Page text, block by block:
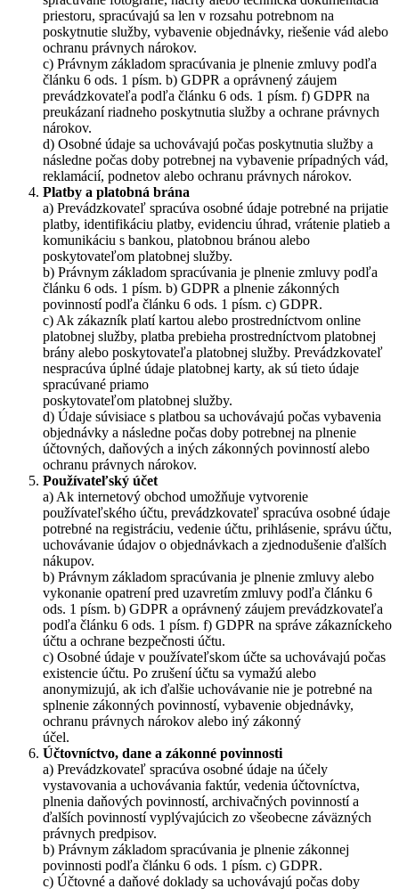
priestoru, spracúvajú sa len v rozsahu potrebnom na
poskytnutie služby, vybavenie objednávky, riešenie vád alebo
ochranu právnych nárokov.
c) Právnym základom spracúvania je plnenie zmluvy podľa
článku 6 ods. 1 písm. b) GDPR a oprávnený záujem
prevádzkovateľa podľa článku 6 ods. 1 písm. f) GDPR na
preukázaní riadneho poskytnutia služby a ochrane právnych
nárokov.
d) Osobné údaje sa uchovávajú počas poskytnutia služby a
následne počas doby potrebnej na vybavenie prípadných vád,
reklamácií, podnetov alebo ochranu právnych nárokov.
Platby a platobná brána
a) Prevádzkovateľ spracúva osobné údaje potrebné na prijatie
platby, identifikáciu platby, evidenciu úhrad, vrátenie platieb a
komunikáciu s bankou, platobnou bránou alebo
poskytovateľom platobnej služby.
b) Právnym základom spracúvania je plnenie zmluvy podľa
článku 6 ods. 1 písm. b) GDPR a plnenie zákonných
povinností podľa článku 6 ods. 1 písm. c) GDPR.
c) Ak zákazník platí kartou alebo prostredníctvom online
platobnej služby, platba prebieha prostredníctvom platobnej
brány alebo poskytovateľa platobnej služby. Prevádzkovateľ
nespracúva úplné údaje platobnej karty, ak sú tieto údaje
spracúvané priamo
poskytovateľom platobnej služby.
d) Údaje súvisiace s platbou sa uchovávajú počas vybavenia
objednávky a následne počas doby potrebnej na plnenie
účtovných, daňových a iných zákonných povinností alebo
ochranu právnych nárokov.
Používateľský účet
a) Ak internetový obchod umožňuje vytvorenie
používateľského účtu, prevádzkovateľ spracúva osobné údaje
potrebné na registráciu, vedenie účtu, prihlásenie, správu účtu,
uchovávanie údajov o objednávkach a zjednodušenie ďalších
nákupov.
b) Právnym základom spracúvania je plnenie zmluvy alebo
vykonanie opatrení pred uzavretím zmluvy podľa článku 6
ods. 1 písm. b) GDPR a oprávnený záujem prevádzkovateľa
podľa článku 6 ods. 1 písm. f) GDPR na správe zákazníckeho
účtu a ochrane bezpečnosti účtu.
c) Osobné údaje v používateľskom účte sa uchovávajú počas
existencie účtu. Po zrušení účtu sa vymažú alebo
anonymizujú, ak ich ďalšie uchovávanie nie je potrebné na
splnenie zákonných povinností, vybavenie objednávky,
ochranu právnych nárokov alebo iný zákonný
účel.
Účtovníctvo, dane a zákonné povinnosti
a) Prevádzkovateľ spracúva osobné údaje na účely
vystavovania a uchovávania faktúr, vedenia účtovníctva,
plnenia daňových povinností, archivačných povinností a
ďalších povinností vyplývajúcich zo všeobecne záväzných
právnych predpisov.
b) Právnym základom spracúvania je plnenie zákonnej
povinnosti podľa článku 6 ods. 1 písm. c) GDPR.
c) Účtovné a daňové doklady sa uchovávajú počas doby